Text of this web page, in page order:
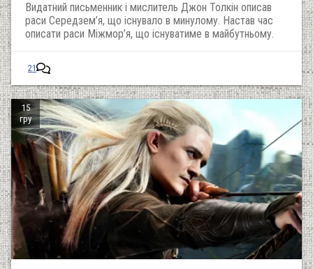
Видатний письменник і мислитель Джон Толкін описав
раси Середзем’я, що існувало в минулому. Настав час
описати раси Міжмор’я, що існуватиме в майбутньому.
21
15
гру